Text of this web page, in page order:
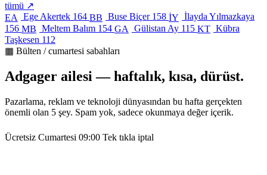
tümü ↗
EA
Ege Akertek 164 BB Buse Biçer 158 İY İlayda Yılmazkaya
156 MB Meltem Balım 154 GA Gülistan Ay 115 KT Kübra
Taşkesen 112
▦ Bülten / cumartesi sabahları
Adgager ailesi — haftalık, kısa, dürüst.
Pazarlama, reklam ve teknoloji dünyasından bu hafta gerçekten
önemli olan 5 şey. Spam yok, sadece okunmaya değer içerik.
Ücretsiz Cumartesi 09:00 Tek tıkla iptal